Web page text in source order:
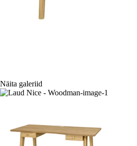
Näita galeriid